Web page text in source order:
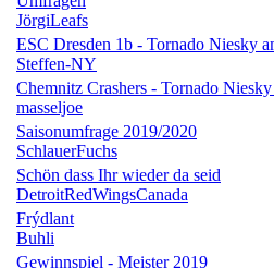
JörgiLeafs
ESC Dresden 1b - Tornado Niesky
Steffen-NY
Chemnitz Crashers - Tornado
masseljoe
Saisonumfrage 2019/2020
SchlauerFuchs
Schön dass Ihr wieder da seid
DetroitRedWingsCanada
Frýdlant
Buhli
Gewinnspiel - Meister 2019